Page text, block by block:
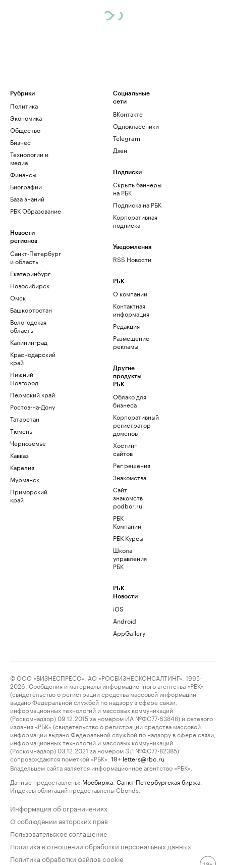
Рубрики
Политика
Экономика
Общество
Бизнес
Технологии и
медиа
Финансы
Биографии
База знаний
РБК Образование
Новости
регионов
Санкт-Петербург
и область
Екатеринбург
Новосибирск
Омск
Башкортостан
Вологодская
область
Калининград
Краснодарский
край
Нижний
Новгород
Пермский край
Ростов-на-Дону
Татарстан
Тюмень
Черноземье
Кавказ
Карелия
Мурманск
Приморский
край
Социальные
сети
ВКонтакте
Одноклассники
Telegram
Дзен
Подписки
Скрыть баннеры
на РБК
Подписка на РБК
Корпоративная
подписка
Уведомления
RSS Новости
РБК
О компании
Контактная
информация
Редакция
Размещение
рекламы
Другие
продукты
РБК
Облако для
бизнеса
Корпоративный
регистратор
доменов
Хостинг
сайтов
Рег.решения
Знакомства
Сайт
знакомств
podbor.ru
РБК
Компании
РБК Курсы
Школа
управления
РБК
РБК
Новости
iOS
Android
AppGallery
© ООО «БИЗНЕСПРЕСС», АО «РОСБИЗНЕСКОНСАЛТИНГ», 1995–
2026. Сообщения и материалы информационного агентства «РБК»
(свидетельство о регистрации средства массовой информации
выдано Федеральной службой по надзору в сфере связи,
информационных технологий и массовых коммуникаций
(Роскомнадзор) 09.12.2015 за номером ИА №ФС77-63848) и сетевого
издания «РБК» (свидетельство о регистрации средства массовой
информации выдано Федеральной службой по надзору в сфере связи,
информационных технологий и массовых коммуникаций
(Роскомнадзор) 03.12.2021 за номером ЭЛ №ФС77-82385)
сопровождаются пометкой «РБК».
18+ letters@rbc.ru
Владельцем сайта является информационное агентство «РБК».
Данные предоставлены: Мосбиржа Санкт-Петербургская биржа
Индексы облигаций предоставлены Cbonds.
Информация об ограничениях
О соблюдении авторских прав
Пользовательское соглашение
Политика в отношении обработки персональных данных
Политика обработки файлов cookie